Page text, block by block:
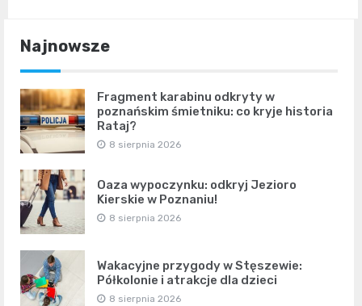
Najnowsze
Fragment karabinu odkryty w
poznańskim śmietniku: co kryje historia
Rataj?
8 sierpnia 2026
Oaza wypoczynku: odkryj Jezioro
Kierskie w Poznaniu!
8 sierpnia 2026
Wakacyjne przygody w Stęszewie:
Półkolonie i atrakcje dla dzieci
8 sierpnia 2026